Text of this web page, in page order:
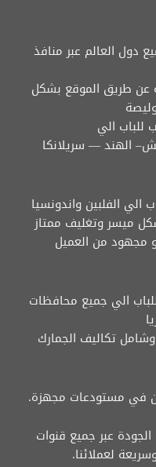
العالم عبر منافذ
عن طريق الموقع بشكل
الي
الهند — سريلانكا
الي الفلبين واندونسيا
ميسر وتغليف ممتاز
مجهود من العميل
الي جميع محافظات
تكاليف الجمارك
في مستودعات مجهزة.
عبر جميع قنوات
لعملائنا.